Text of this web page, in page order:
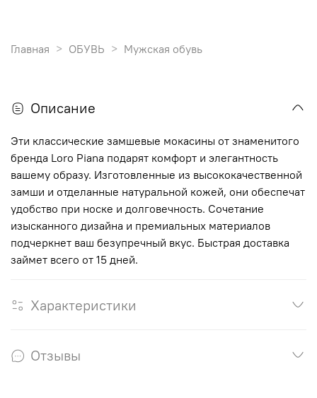
Главная ОБУВЬ Мужская обувь
Описание
Эти классические замшевые мокасины от знаменитого
бренда Loro Piana подарят комфорт и элегантность
вашему образу. Изготовленные из высококачественной
замши и отделанные натуральной кожей, они обеспечат
удобство при носке и долговечность. Сочетание
изысканного дизайна и премиальных материалов
подчеркнет ваш безупречный вкус. Быстрая доставка
займет всего от 15 дней.
Характеристики
Отзывы